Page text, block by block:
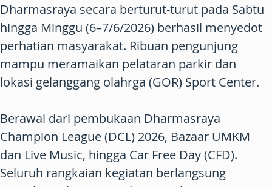
Dharmasraya secara berturut-turut pada Sabtu
hingga Minggu (6–7/6/2026) berhasil menyedot
perhatian masyarakat. Ribuan pengunjung
mampu meramaikan pelataran parkir dan
lokasi gelanggang olahrga (GOR) Sport Center.
Berawal dari pembukaan Dharmasraya
Champion League (DCL) 2026, Bazaar UMKM
dan Live Music, hingga Car Free Day (CFD).
Seluruh rangkaian kegiatan berlangsung